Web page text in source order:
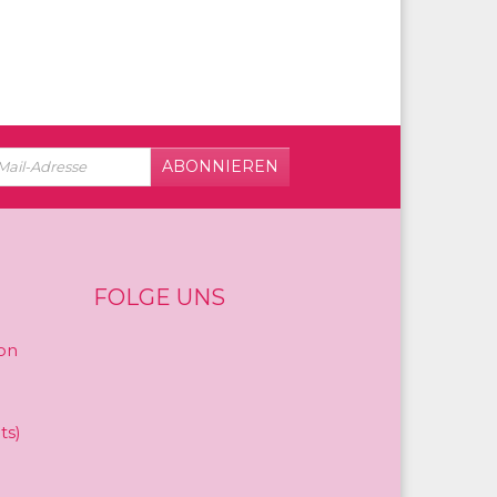
ABONNIEREN
FOLGE UNS